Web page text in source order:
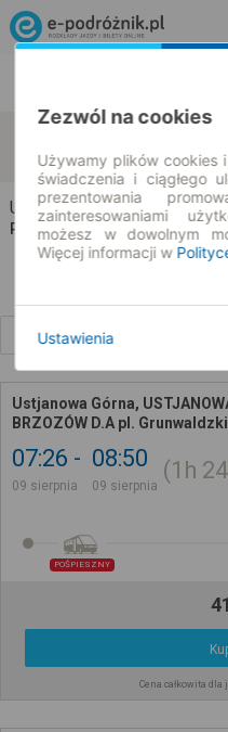
09.08.2026 | -- : --
Ustjanowa Górna → Brzozów
Rozkład jazdy i bilety
Ustjanowa Górna,
BRZOZÓW D.A pl. Grunwaldzki
07:26
09 sierpnia
08:50
09 sierpnia
1h
POŚPIESZNY
41
Cena całkowita
Zezwól na cookies
Używamy plików cookies
świadczenia i ciągłego
prezentowania
zainteresowaniami
możesz w dowolnym
Więcej informacji w
Ustawienia